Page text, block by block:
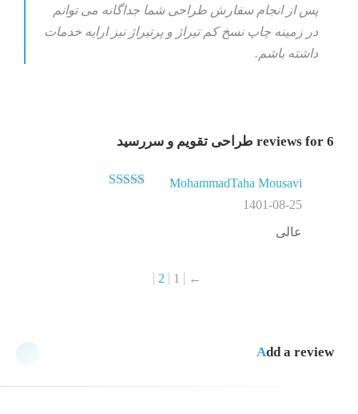
پس از انجام سفارش طراحی شما جداگانه می توانم
در زمینه چاپ نسخ کم تیراژ و پرتیراژ نیز ارایه خدمات
داشته باشم.
6 reviews for طراحی تقویم و سررسید
MohammadTaha Mousavi
1401-08-25
عالی
←
1
2
Add a review